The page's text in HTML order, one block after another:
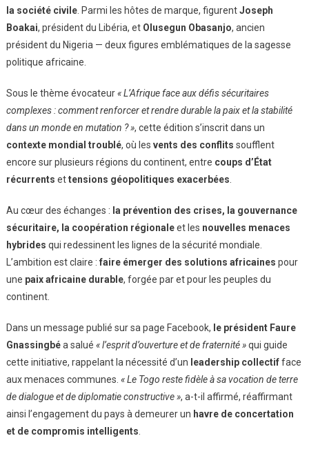
la société civile. Parmi les hôtes de marque, figurentJoseph
Boakai, président du Libéria, et Olusegun Obasanjo, ancien
président du Nigeria — deux figures emblématiques de la sagesse
politique africaine.
Sous le thème évocateur« L’Afrique face aux défis sécuritaires
complexes : comment renforcer et rendre durable la paix et la stabilité
dans un monde en mutation ? », cette édition s’inscrit dans un
contexte mondial troublé, où les vents des conflits soufflent
encore sur plusieurs régions du continent, entre coups d’État
récurrents ettensions géopolitiques exacerbées.
Au cœur des échanges : la prévention des crises, la gouvernance
sécuritaire, la coopération régionaleet les nouvelles menaces
hybrides qui redessinent les lignes de la sécurité mondiale.
L’ambition est claire : faire émerger des solutions africaines pour
une paix africaine durable, forgée par et pour les peuples du
continent.
Dans un message publié sur sa page Facebook, le président Faure
Gnassingbéa salué « l’esprit d’ouverture et de fraternité »qui guide
cette initiative, rappelant la nécessité d’un leadership collectifface
aux menaces communes. « Le Togo reste fidèle à sa vocation de terre
de dialogue et de diplomatie constructive », a-t-il affirmé, réaffirmant
ainsi l’engagement du pays à demeurer un havre de concertation
et de compromis intelligents.